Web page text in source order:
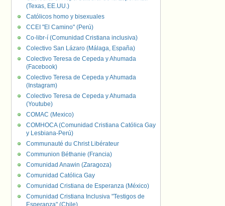
(Texas, EE.UU.)
Católicos homo y bisexuales
CCEI "El Camino" (Perú)
Co-libr-í (Comunidad Cristiana inclusiva)
Colectivo San Lázaro (Málaga, España)
Colectivo Teresa de Cepeda y Ahumada
(Facebook)
Colectivo Teresa de Cepeda y Ahumada
(Instagram)
Colectivo Teresa de Cepeda y Ahumada
(Youtube)
COMAC (Mexico)
COMHOCA (Comunidad Cristiana Católica Gay
y Lesbiana-Perú)
Communauté du Christ Libérateur
Communion Béthanie (Francia)
Comunidad Anawin (Zaragoza)
Comunidad Católica Gay
Comunidad Cristiana de Esperanza (México)
Comunidad Cristiana Inclusiva "Testigos de
Esperanza" (Chile)